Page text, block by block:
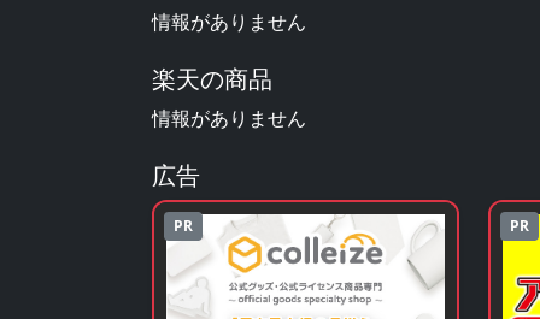
情報がありません
楽天の商品
情報がありません
広告
PR PR